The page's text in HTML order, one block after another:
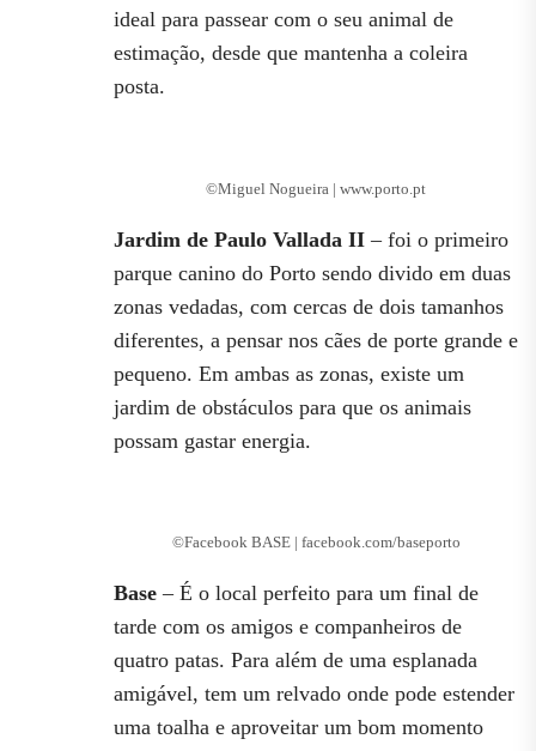
ideal para passear com o seu animal de
estimação, desde que mantenha a coleira
posta.
©Miguel Nogueira | www.porto.pt
Jardim de Paulo Vallada II – foi o primeiro
parque canino do Porto sendo divido em duas
zonas vedadas, com cercas de dois tamanhos
diferentes, a pensar nos cães de porte grande e
pequeno. Em ambas as zonas, existe um
jardim de obstáculos para que os animais
possam gastar energia.
©Facebook BASE | facebook.com/baseporto
Base – É o local perfeito para um final de
tarde com os amigos e companheiros de
quatro patas. Para além de uma esplanada
amigável, tem um relvado onde pode estender
uma toalha e aproveitar um bom momento